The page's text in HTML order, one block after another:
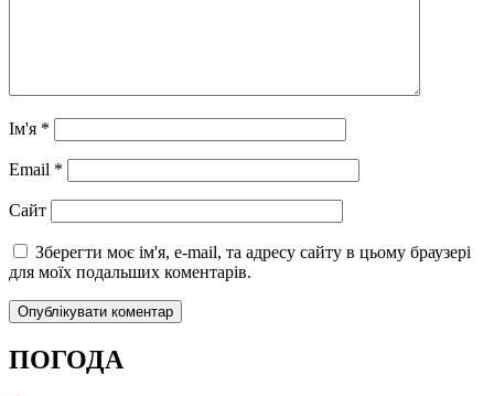
Ім'я *
Email *
Сайт
Зберегти моє ім'я, e-mail, та адресу сайту в цьому браузері
для моїх подальших коментарів.
ПОГОДА